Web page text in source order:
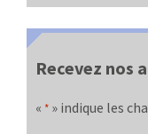
Recevez nos
« * » indique les